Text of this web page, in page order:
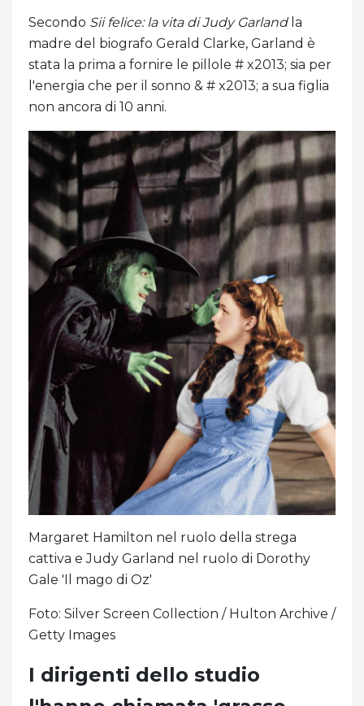
Secondo Sii felice: la vita di Judy Garlandla
madre del biografo Gerald Clarke, Garland è
stata la prima a fornire le pillole # x2013; sia per
l'energia che per il sonno & # x2013; a sua figlia
non ancora di 10 anni.
Margaret Hamilton nel ruolo della strega
cattiva e Judy Garland nel ruolo di Dorothy
Gale 'Il mago di Oz'
Foto: Silver Screen Collection / Hulton Archive /
Getty Images
I dirigenti dello studio